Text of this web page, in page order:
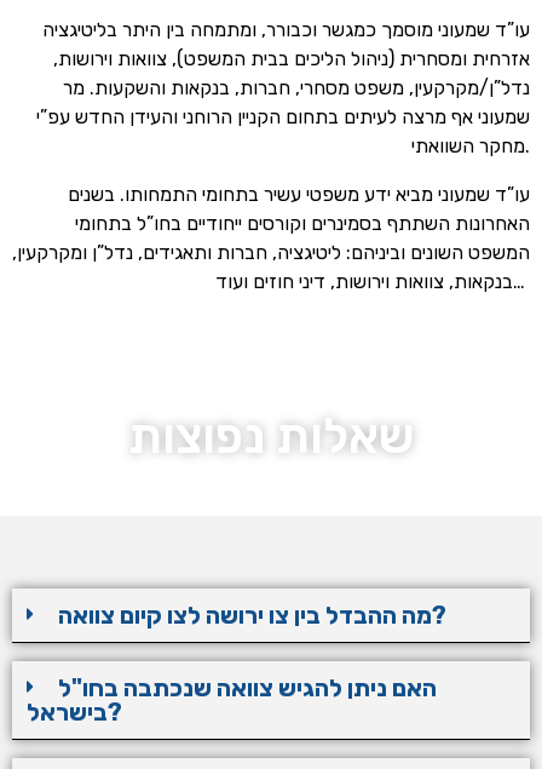
עו”ד שמעוני מוסמך כמגשר וכבורר, ומתמחה בין היתר בליטיגציה
אזרחית ומסחרית (ניהול הליכים בבית המשפט), צוואות וירושות,
נדל”ן/מקרקעין, משפט מסחרי, חברות, בנקאות והשקעות. מר
שמעוני אף מרצה לעיתים בתחום הקניין הרוחני והעידן החדש עפ”י
מחקר השוואתי.
עו”ד שמעוני מביא ידע משפטי עשיר בתחומי התמחותו. בשנים
האחרונות השתתף בסמינרים וקורסים ייחודיים בחו”ל בתחומי
המשפט השונים וביניהם: ליטיגציה, חברות ותאגידים, נדל”ן ומקרקעין,
בנקאות, צוואות וירושות, דיני חוזים ועוד…
שאלות נפוצות
מה ההבדל בין צו ירושה לצו קיום צוואה?
האם ניתן להגיש צוואה שנכתבה בחו"ל
בישראל?